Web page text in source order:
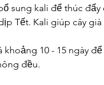
sung kali để thúc đẩy
Tết. Kali giúp cây
10 - 15 ngày
đều.